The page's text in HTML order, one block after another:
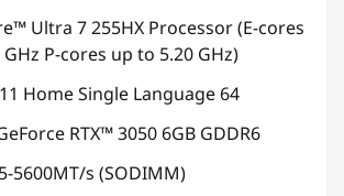
Ultra 7 255HX Processor (E-cores
P-cores up to 5.20 GHz)
Home Single Language 64
RTX™ 3050 6GB GDDR6
5600MT/s (SODIMM)